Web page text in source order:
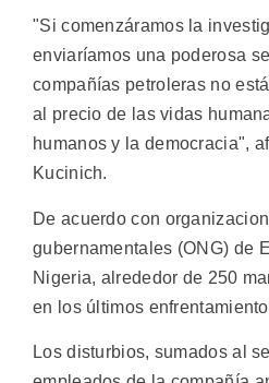
"Si comenzáramos la
enviaríamos una poderosa
compañías petroleras no
al precio de las vidas
humanos y la democracia",
Kucinich.
De acuerdo con
gubernamentales (ONG) de
Nigeria, alrededor de 250
en los últimos
Los disturbios, sumados al